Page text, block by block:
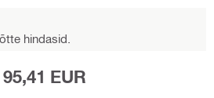
hindasid.
EUR